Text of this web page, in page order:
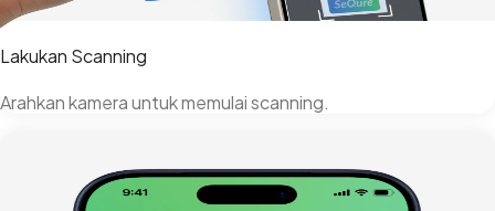
Lakukan Scanning
Arahkan kamera untuk memulai scanning.